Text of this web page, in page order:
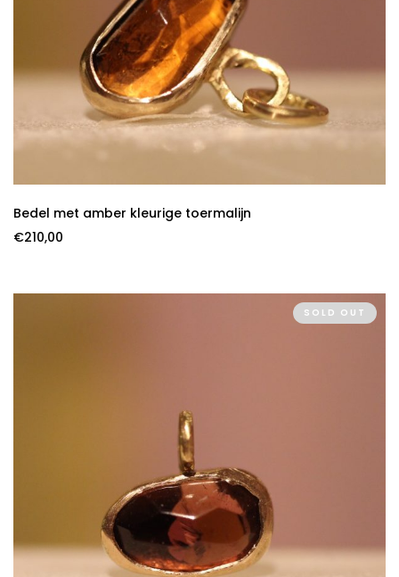
Bedel met amber kleurige toermalijn
€210,00
SOLD OUT